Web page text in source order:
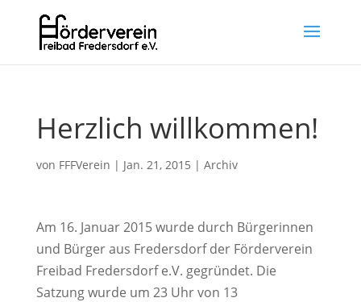
Herzlich willkommen!
von FFFVerein | Jan. 21, 2015 | Archiv
Am 16. Januar 2015 wurde durch Bürgerinnen
und Bürger aus Fredersdorf der Förderverein
Freibad Fredersdorf e.V. gegründet. Die
Satzung wurde um 23 Uhr von 13